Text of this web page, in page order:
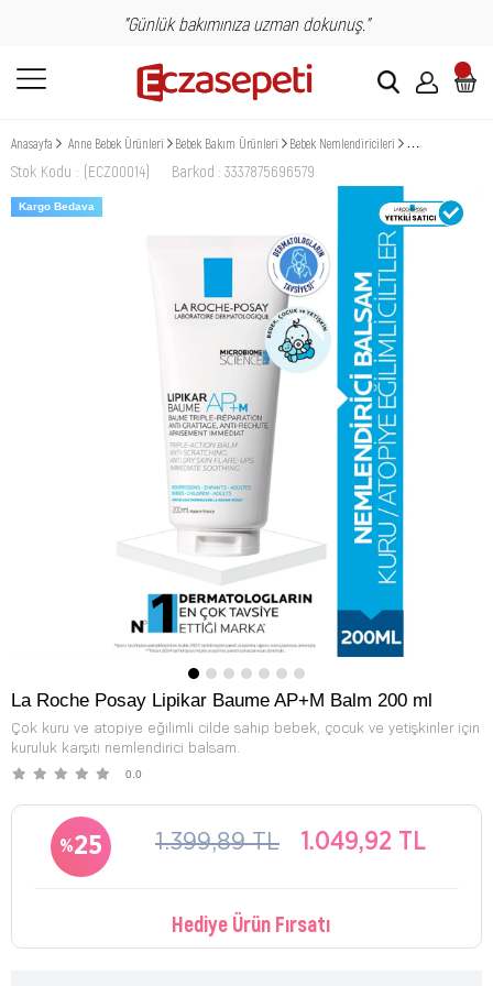
"Günlük bakımınıza uzman dokunuş."
Anasayfa Anne Bebek Ürünleri Bebek Bakım Ürünleri Bebek Nemlendiricileri La Roche Posay
Stok Kodu (ECZ00014) Barkod : 3337875696579
Kargo Bedava
La Roche Posay Lipikar Baume AP+M Balm 200 ml
Çok kuru ve atopiye eğilimli cilde sahip bebek, çocuk ve yetişkinler için
kuruluk karşıtı nemlendirici balsam.
0.0
25 1.399,89 TL 1.049,92 TL
Hediye Ürün Fırsatı